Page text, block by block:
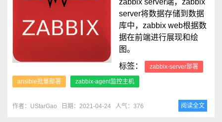
zabbix server端，zabbix
server将数据存储到数据
库中，zabbix web根据数
据在前端进行展现和绘
图。
标签：
zabbix-server部署
ansible批量部署 zabbix-agent监控主机
作者：UStarGao 日期：2021-04-24 人气：376 阅读全文